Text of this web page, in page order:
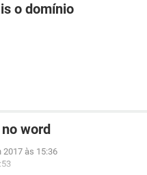
o domínio
word
2017 às 15:36